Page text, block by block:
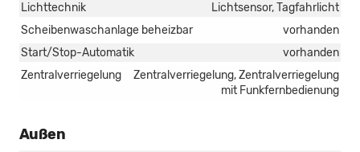
Lichttechnik
Lichtsensor, Tagfahrlicht
Scheibenwaschanlage beheizbar
vorhanden
Start/Stop-Automatik
vorhanden
Zentralverriegelung
Zentralverriegelung, Zentralverriegelung
mit Funkfernbedienung
Außen